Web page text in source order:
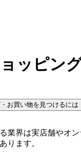
ッピン
お買い物を見つけるには
業界は実店舗やオ
ります。